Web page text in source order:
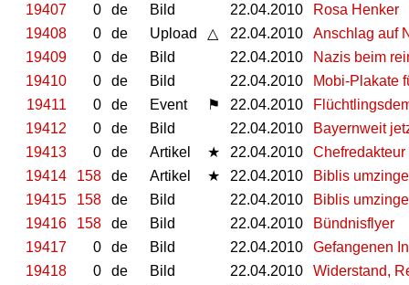
19407
0 de Bild 22.04.2010
Rosa Henker
19408
0 de Upload △ 22.04.2010
Anschlag auf
19409
0 de Bild 22.04.2010
Nazis beim
19410
0 de Bild 22.04.2010
Mobi-Plakate
19411
0 de Event ⚑ 22.04.2010
19412
0 de Bild 22.04.2010
Bayernweit
19413
0 de Artikel ★ 22.04.2010
19414
158 de Artikel ★ 22.04.2010
Biblis
19415
158 de Bild 22.04.2010
Biblis
19416
158 de Bild 22.04.2010
Bündnisflyer
19417
0 de Bild 22.04.2010
Gefangenen
19418
0 de Bild 22.04.2010
Widerstand,